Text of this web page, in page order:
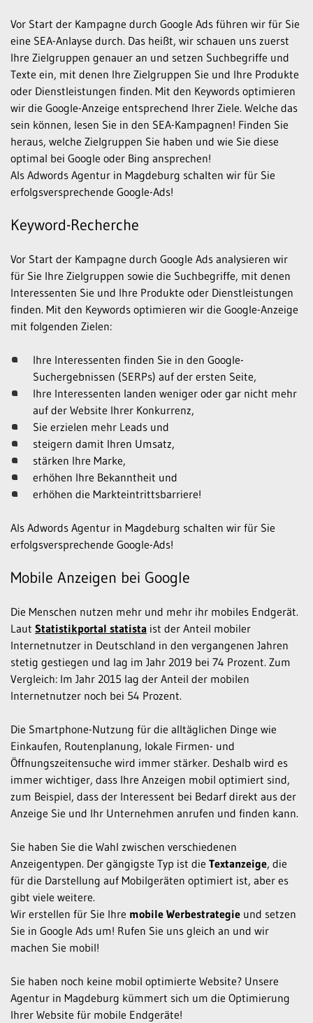
Vor Start der Kampagne durch Google Ads führen wir für Sie
eine SEA-Anlayse durch. Das heißt, wir schauen uns zuerst
Ihre Zielgruppen genauer an und setzen Suchbegriffe und
Texte ein, mit denen Ihre Zielgruppen Sie und Ihre Produkte
oder Dienstleistungen finden. Mit den Keywords optimieren
wir die Google-Anzeige entsprechend Ihrer Ziele. Welche das
sein können, lesen Sie in den SEA-Kampagnen! Finden Sie
heraus, welche Zielgruppen Sie haben und wie Sie diese
optimal bei Google oder Bing ansprechen!
Als Adwords Agentur in Magdeburg schalten wir für Sie
erfolgsversprechende Google-Ads!
Keyword-Recherche
Vor Start der Kampagne durch Google Ads analysieren wir
für Sie Ihre Zielgruppen sowie die Suchbegriffe, mit denen
Interessenten Sie und Ihre Produkte oder Dienstleistungen
finden. Mit den Keywords optimieren wir die Google-Anzeige
mit folgenden Zielen:
Ihre Interessenten finden Sie in den Google-
Suchergebnissen (SERPs) auf der ersten Seite,
Ihre Interessenten landen weniger oder gar nicht mehr
auf der Website Ihrer Konkurrenz,
Sie erzielen mehr Leads und
steigern damit Ihren Umsatz,
stärken Ihre Marke,
erhöhen Ihre Bekanntheit und
erhöhen die Markteintrittsbarriere!
Als Adwords Agentur in Magdeburg schalten wir für Sie
erfolgsversprechende Google-Ads!
Mobile Anzeigen bei Google
Die Menschen nutzen mehr und mehr ihr mobiles Endgerät.
Laut Statistikportal statista ist der Anteil mobiler
Internetnutzer in Deutschland in den vergangenen Jahren
stetig gestiegen und lag im Jahr 2019 bei 74 Prozent. Zum
Vergleich: Im Jahr 2015 lag der Anteil der mobilen
Internetnutzer noch bei 54 Prozent.
Die Smartphone-Nutzung für die alltäglichen Dinge wie
Einkaufen, Routenplanung, lokale Firmen- und
Öffnungszeitensuche wird immer stärker. Deshalb wird es
immer wichtiger, dass Ihre Anzeigen mobil optimiert sind,
zum Beispiel, dass der Interessent bei Bedarf direkt aus der
Anzeige Sie und Ihr Unternehmen anrufen und finden kann.
Sie haben Sie die Wahl zwischen verschiedenen
Anzeigentypen. Der gängigste Typ ist die Textanzeige, die
für die Darstellung auf Mobilgeräten optimiert ist, aber es
gibt viele weitere.
Wir erstellen für Sie Ihre mobile Werbestrategie und setzen
Sie in Google Ads um! Rufen Sie uns gleich an und wir
machen Sie mobil!
Sie haben noch keine mobil optimierte Website? Unsere
Agentur in Magdeburg kümmert sich um die Optimierung
Ihrer Website für mobile Endgeräte!